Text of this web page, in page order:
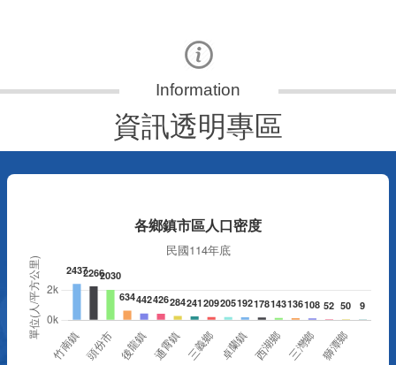
資訊透明專區